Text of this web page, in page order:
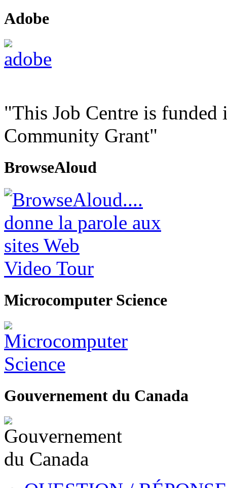
Adobe
"This Job Centre is
Community Grant"
BrowseAloud
Video Tour
Microcomputer Science
Gouvernement du Canada